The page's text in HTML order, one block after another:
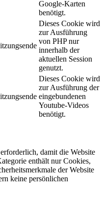
Google-Karten
benötigt.
Dieses Cookie wird
zur Ausführung
von PHP nur
innerhalb der
aktuellen Session
genutzt.
Dieses Cookie wird
zur Ausführung der
eingebundenen
Youtube-Videos
benötigt.
damit die Website
enthält nur Cookies,
der Website
keine persönlichen